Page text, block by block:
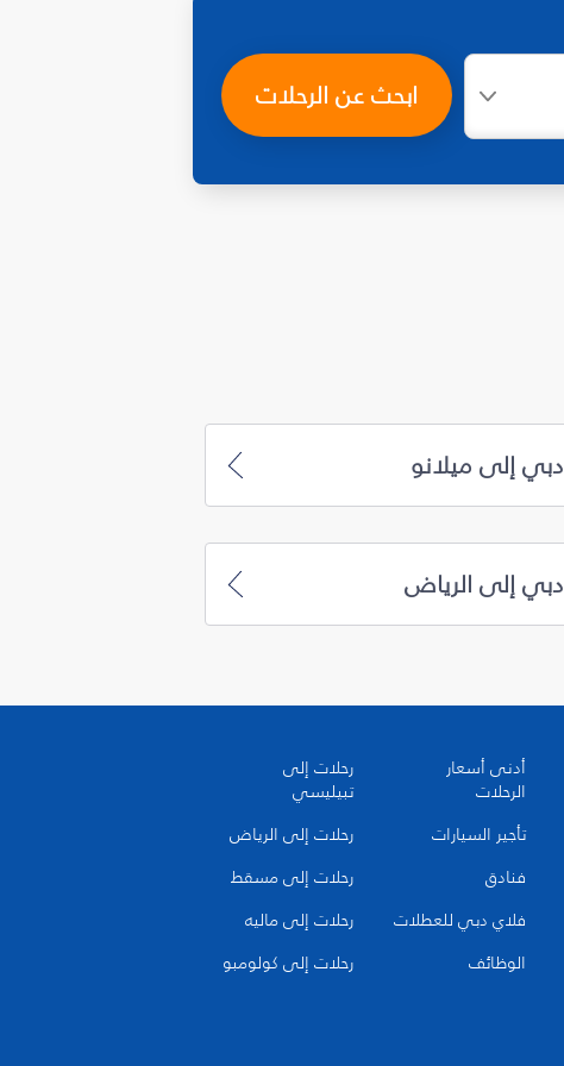
ابحث عن الرحلات
دبي إلى ميلانو
دبي إلى الرياض
أدنى أسعار
الرحلات
تأجير السيارات
فنادق
فلاي دبي للعطلات
الوظائف
رحلات إلى
تبيليسي
رحلات إلى الرياض
رحلات إلى مسقط
رحلات إلى ماليه
رحلات إلى كولومبو